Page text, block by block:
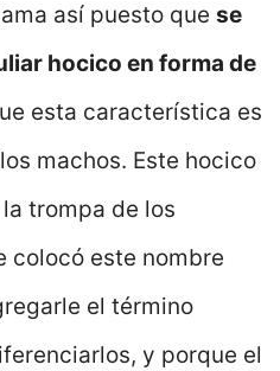
así puesto que se
hocico en forma de
esta característica es
machos. Este hocico
trompa de los
colocó este nombre
el término
y porque el